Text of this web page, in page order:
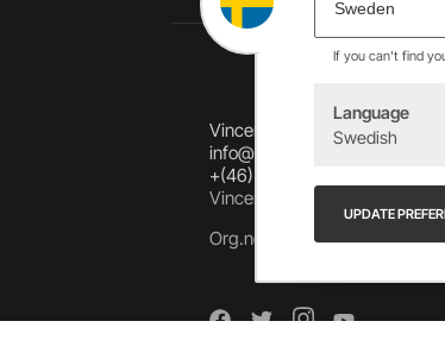
If you can't find
Language
Swedish
UPDATE
Vincents Alingsås AB
info@allebike.se
+(46) 322 650 780
Vincents väg 444192 Alingsås,
Org.no: 556218-8275